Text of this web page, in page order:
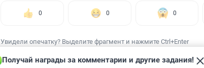
0 0 0
Увидели опечатку? Выделите фрагмент и нажмите Ctrl+Enter
Получай награды за комментарии и другие задания!